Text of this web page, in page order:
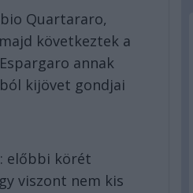
Quartararo,
következtek a
annak
kijövet gondjai
előbbi körét
viszont nem kis